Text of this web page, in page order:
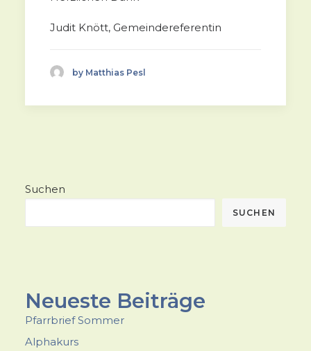
Judit Knött, Gemeindereferentin
by Matthias Pesl
Suchen
SUCHEN
Neueste Beiträge
Pfarrbrief Sommer
Alphakurs